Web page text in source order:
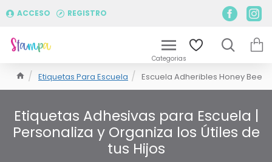
ACCESO REGISTRO
Etiquetas Para Escuela Escuela Adheribles Honey Bee
Etiquetas Adhesivas para Escuela |
Personaliza y Organiza los Útiles de
tus Hijos